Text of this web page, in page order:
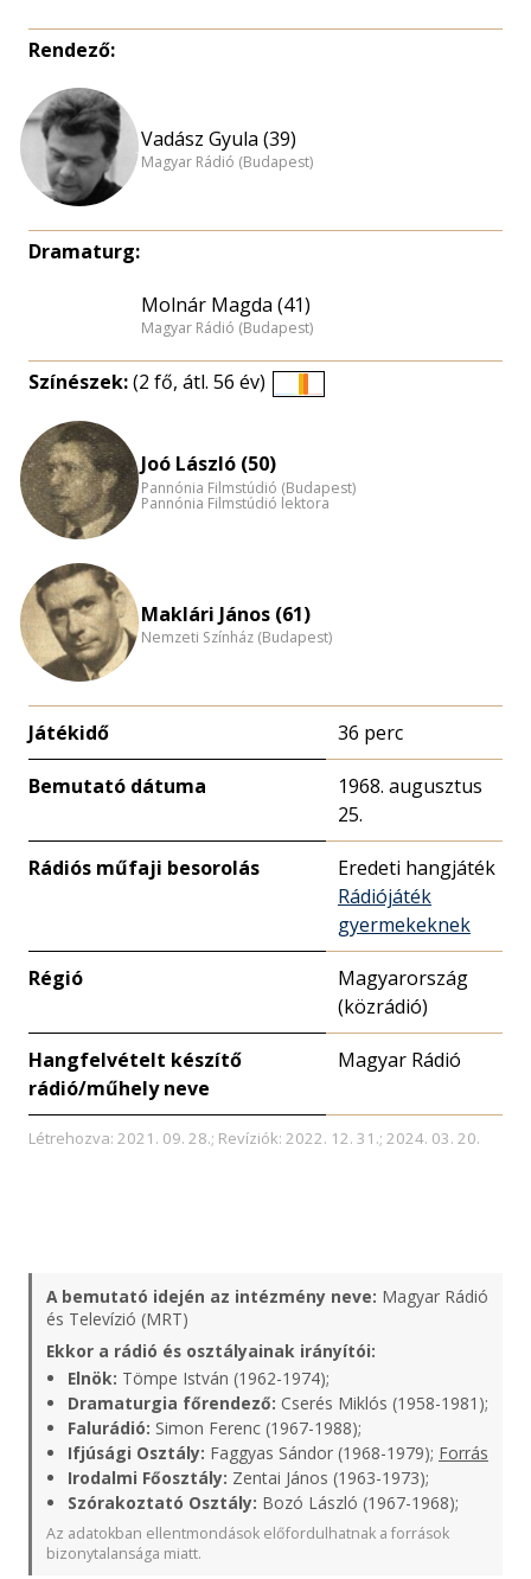
Rendező:
Vadász Gyula (39)
Magyar Rádió (Budapest)
Dramaturg:
Molnár Magda (41)
Magyar Rádió (Budapest)
Színészek:(2 fő, átl. 56 év)
Joó László (50)
Pannónia Filmstúdió (Budapest)
Pannónia Filmstúdió lektora
Maklári János (61)
Nemzeti Színház (Budapest)
Játékidő 36 perc
Bemutató dátuma
1968. augusztus
25.
Rádiós műfaji besorolás
Eredeti hangjáték
Rádiójáték
gyermekeknek
Régió
Magyarország
(közrádió)
Hangfelvételt készítő
rádió/műhely neve
Magyar Rádió
Létrehozva: 2021. 09. 28.; Revíziók: 2022. 12. 31.; 2024. 03. 20.
A bemutató idején az intézmény neve: Magyar Rádió
és Televízió (MRT)
Ekkor a rádió és osztályainak irányítói:
Elnök: Tömpe István (1962-1974);
Dramaturgia főrendező: Cserés Miklós (1958-1981);
Falurádió: Simon Ferenc (1967-1988);
Ifjúsági Osztály: Faggyas Sándor (1968-1979); Forrás
Irodalmi Főosztály: Zentai János (1963-1973);
Szórakoztató Osztály: Bozó László (1967-1968);
Az adatokban ellentmondások előfordulhatnak a források
bizonytalansága miatt.